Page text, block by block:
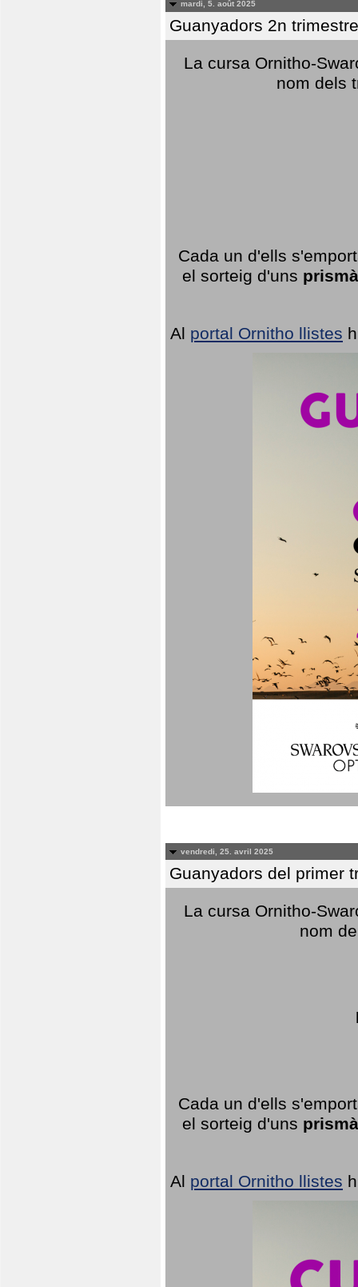
mardi, 5. août 2025
Guanyadors 2n
La cursa Ornitho-
nom dels
Cada un d'ells
el sorteig d'uns
Al portal Ornitho llistes
vendredi, 25. avril 2025
Guanyadors del primer
La cursa Ornitho-
nom
Cada un d'ells
el sorteig d'uns
Al portal Ornitho llistes